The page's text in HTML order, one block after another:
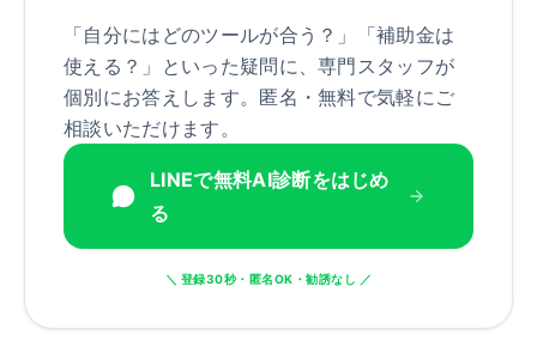
「自分にはどのツールが合う？」「補助金は
使える？」といった疑問に、専門スタッフが
個別にお答えします。匿名・無料で気軽にご
相談いただけます。
LINEで無料AI診断をはじめ
る
＼ 登録30秒・匿名OK・勧誘なし ／